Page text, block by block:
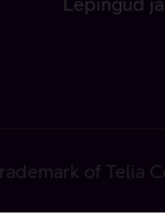
of Telia